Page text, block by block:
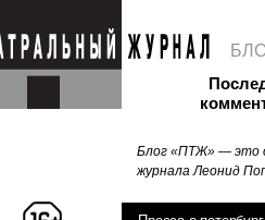
Блог «ПТЖ» — это
журнала Леонид